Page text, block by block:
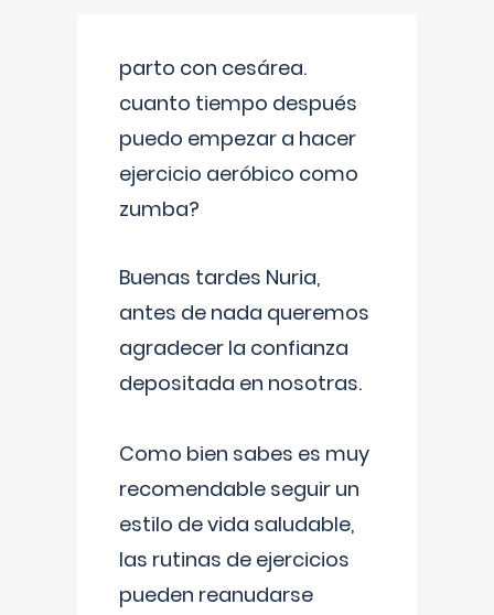
parto con cesárea.
cuanto tiempo después
puedo empezar a hacer
ejercicio aeróbico como
zumba?
Buenas tardes Nuria,
antes de nada queremos
agradecer la confianza
depositada en nosotras.
Como bien sabes es muy
recomendable seguir un
estilo de vida saludable,
las rutinas de ejercicios
pueden reanudarse